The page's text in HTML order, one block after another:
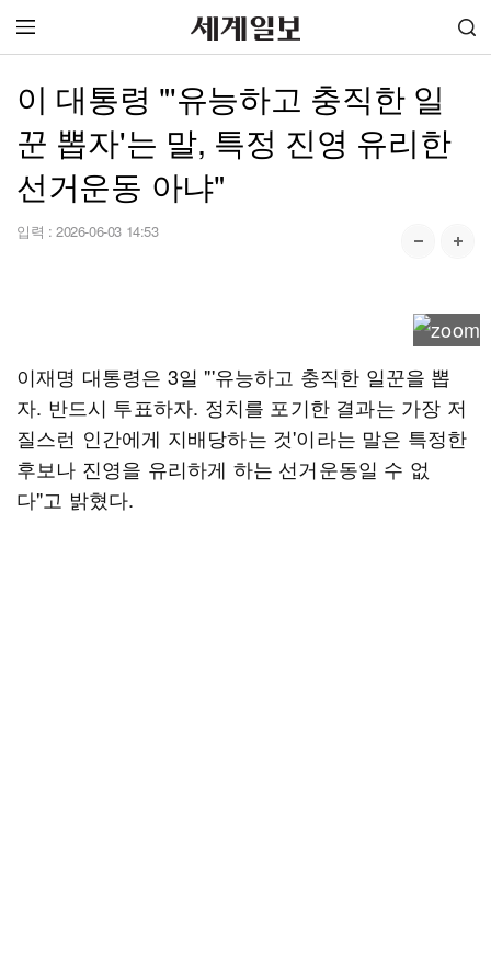
이 대통령 "'유능하고 충직한 일
꾼 뽑자'는 말, 특정 진영 유리한
선거운동 아냐"
입력 : 2026-06-03 14:53
이재명 대통령은 3일 "'유능하고 충직한 일꾼을 뽑
자. 반드시 투표하자. 정치를 포기한 결과는 가장 저
질스런 인간에게 지배당하는 것'이라는 말은 특정한
후보나 진영을 유리하게 하는 선거운동일 수 없
다"고 밝혔다.